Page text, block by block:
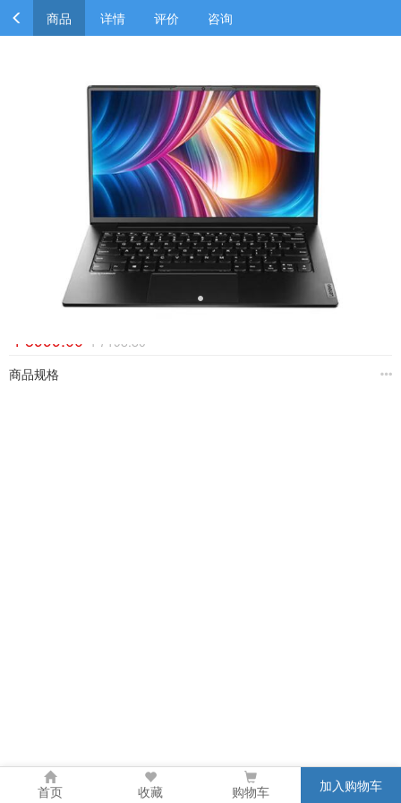
商品 详情 评价 咨询
￥5999.00 ￥7198.80
商品规格
首页 收藏 购物车 加入购物车